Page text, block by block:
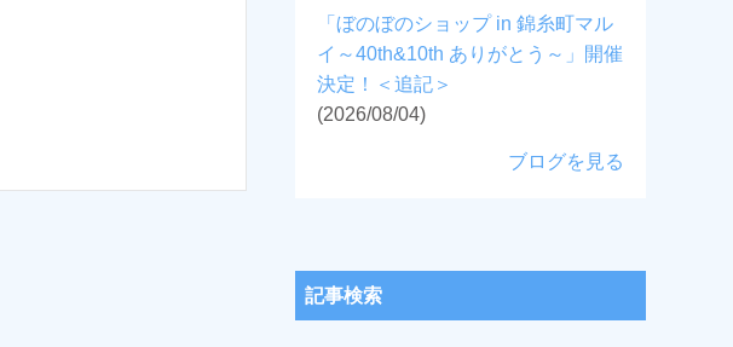
「ぼのぼのショップ in 錦糸町マル
イ～40th&10th ありがとう～」開催
決定！＜追記＞
(2026/08/04)
ブログを見る
記事検索